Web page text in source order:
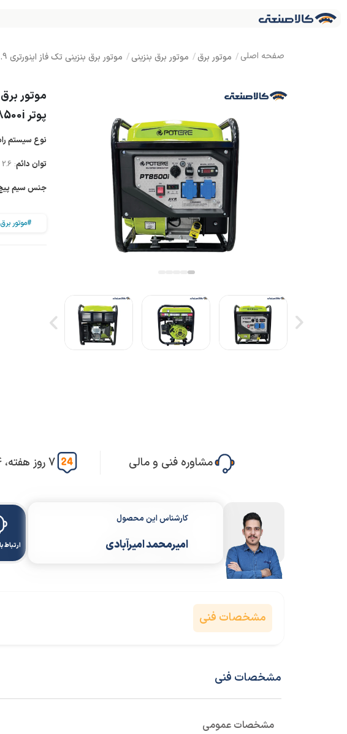
موتور برق موتور برق بنزینی موتور برق بنزینی تک فاز اینورتری 2.9 کیلووات پوتر PT8500i
پوتر PT8500i
نوع سیستم
توان دائم: 2.6 کیلووات
جنس سیم
#موتور
مشاوره فنی و مالی 7 روز هفته، 24 ساعت
کارشناس این محصول
امیرمحمد امیرآبادی ارتباط
مشخصات فنی
مشخصات فنی
مشخصات عمومی